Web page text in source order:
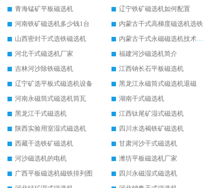
青海锰矿平板磁选机
辽宁铁矿磁选机如何配置
河南铁矿磁选机多少钱1台
内蒙古干式高梯度磁选机选铁
山西密封干式选铁磁选机
内蒙古干式永磁磁选机技术要求
河北干式磁选机厂家
福建河沙磁选机简介
吉林河沙除铁磁选机
江西钠长石平板磁选机
辽宁矿选平板式磁选机设备
黑龙江永磁筒式磁选机退磁
河南永磁筒式磁选机筒瓦
湖南干式磁选机
黑龙江干式磁选机
江西钛尾矿湿式磁选机
陕西实验用室湿式磁选机
四川水选褐铁矿磁选机
西藏干选铁矿磁选机
甘肃河沙干式磁选机
河沙磁选机的电机
潍坊平板磁选机厂家
广西平板磁选机磁铁排列图
四川永磁湿式磁选机